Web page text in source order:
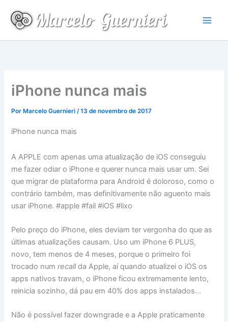
para
conteúdo
iPhone nunca mais
Por Marcelo Guernieri/13 de novembro de 2017
iPhone nunca mais
A APPLE com apenas uma atualização de iOS conseguiu
me fazer odiar o iPhone e querer nunca mais usar um. Sei
que migrar de plataforma para Android é doloroso, como o
contrário também, mas definitivamente não aguento mais
usar iPhone. #apple #fail #iOS #lixo
Pelo preço do iPhone, eles deviam ter vergonha do que as
últimas atualizações causam. Uso um iPhone 6 PLUS,
novo, tem menos de 4 meses, porque o primeiro foi
trocado numrecallda Apple, aí quando atualizei o iOS os
apps nativos travam, o iPhone ficou extremamente lento,
reinicia sozinho, dá pau em 40% dos apps instalados…
Não é possível fazer downgrade e a Apple praticamente